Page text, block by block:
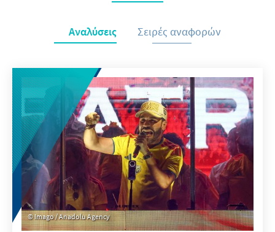
Αναλύσεις Σειρές αναφορών
Imago / Anadolu Agency